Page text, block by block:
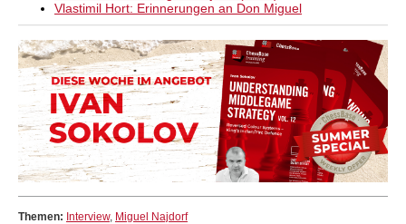
Vlastimil Hort: Erinnerungen an Don Miguel
Themen: Interview, Miguel Najdorf